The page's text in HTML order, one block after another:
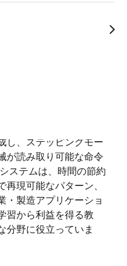
のカメラを利用して
し、ステッピングモー
が読み取り可能な命令
ステムは、時間の節約
現可能なパターン、
・製造アプリケーショ
習から利益を得る教
分野に役立っていま